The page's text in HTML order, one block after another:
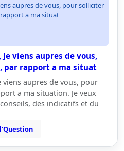
aupres de vous, pour solliciter
a ma situat
viens aupres de vous,
par rapport a ma situat
viens aupres de vous, pour
a ma situation. Je veux
des indicatifs et du